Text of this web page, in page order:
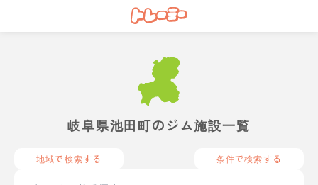
岐阜県池田町のジム施設一覧
地域で検索する 条件で検索する